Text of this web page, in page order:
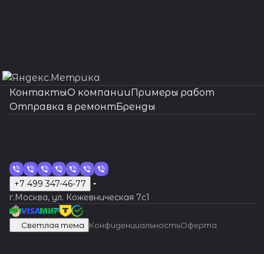
КонтактыО компанииПримеры работ
Отправка в ремонтБренды
+7 499 347-46-77
г.Москва, ул. Кожевническая 7c1
Светлая тема КонфиденциальностьОферта